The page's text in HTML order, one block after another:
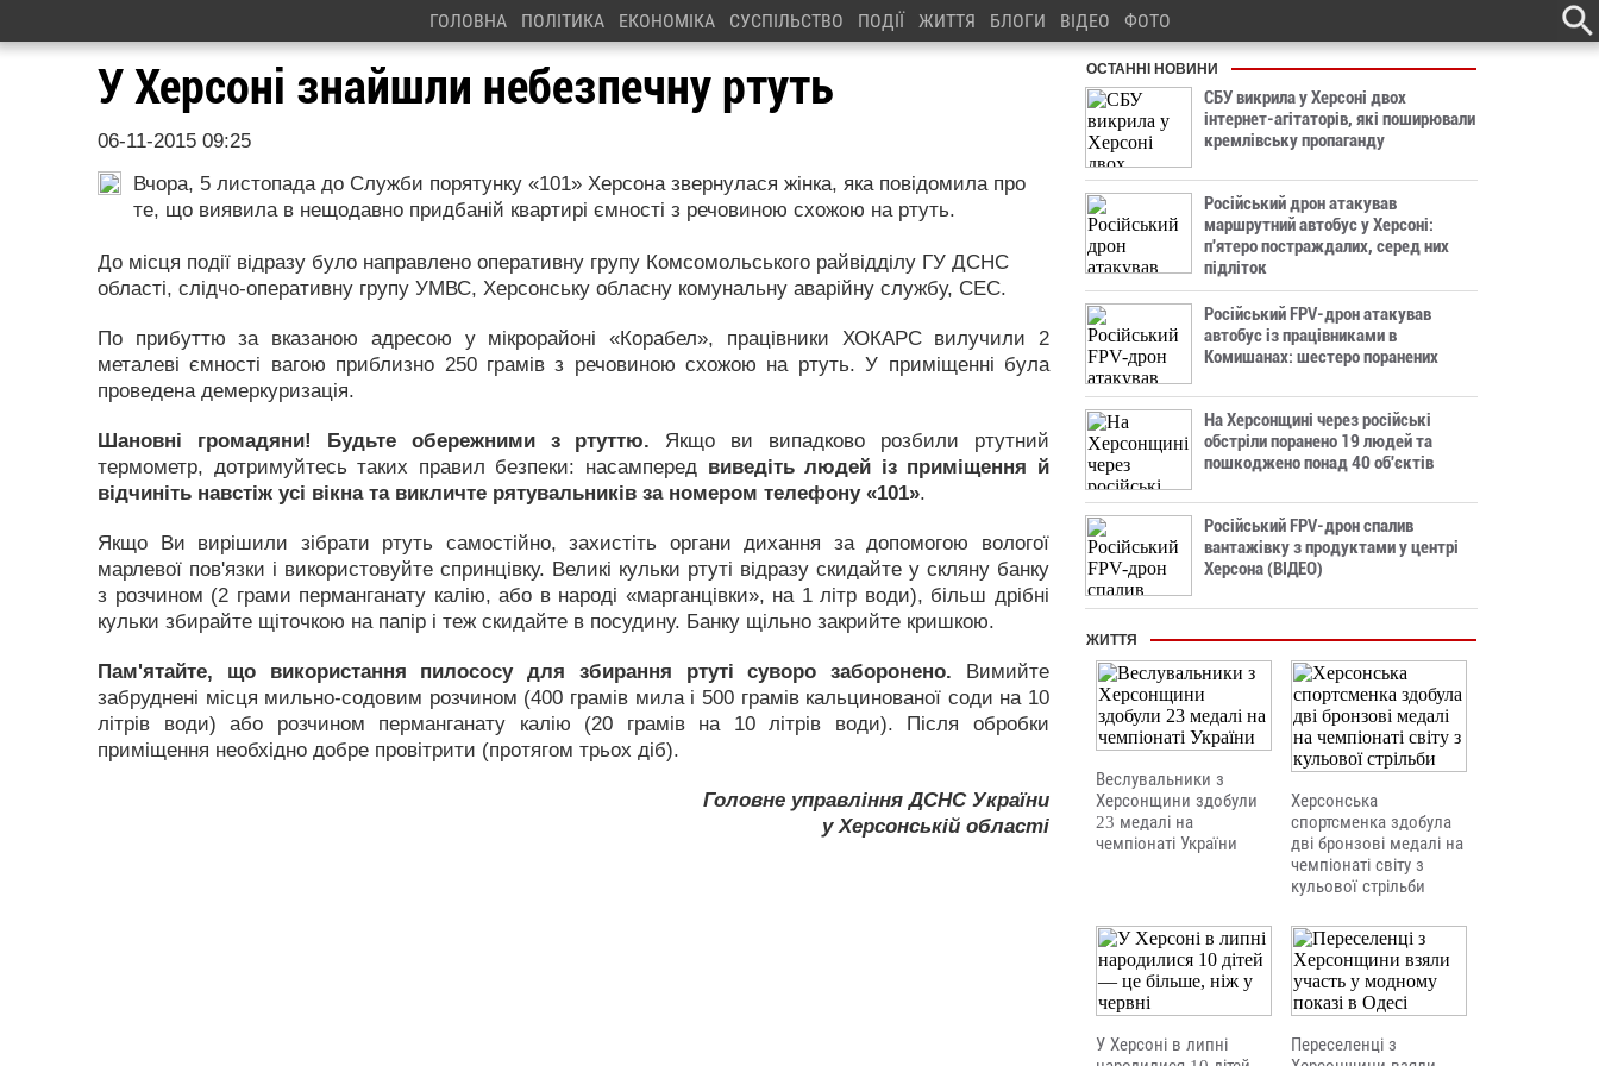
ГОЛОВНА ПОЛІТИКА ЕКОНОМІКА СУСПІЛЬСТВО ПОДІЇ ЖИТТЯ БЛОГИ ВІДЕО ФОТО
У Херсоні знайшли небезпечну ртуть
06-11-2015 09:25
Вчора, 5 листопада до Служби порятунку «101» Херсона звернулася жінка, яка повідомила про
те, що виявила в нещодавно придбаній квартирі ємності з речовиною схожою на ртуть.
До місця події відразу було направлено оперативну групу Комсомольського райвідділу ГУ ДСНС
області, слідчо-оперативну групу УМВС, Херсонську обласну комунальну аварійну службу, СЕС.
По прибуттю за вказаною адресою у мікрорайоні «Корабел», працівники ХОКАРС вилучили 2
металеві ємності вагою приблизно 250 грамів з речовиною схожою на ртуть. У приміщенні була
проведена демеркуризація.
Шановні громадяни! Будьте обережними з ртуттю. Якщо ви випадково розбили ртутний
термометр, дотримуйтесь таких правил безпеки: насамперед виведіть людей із приміщення й
відчиніть навстіж усі вікна та викличте рятувальників за номером телефону «101».
Якщо Ви вирішили зібрати ртуть самостійно, захистіть органи дихання за допомогою вологої
марлевої пов'язки і використовуйте спринцівку. Великі кульки ртуті відразу скидайте у скляну банку
з розчином (2 грами перманганату калію, або в народі «марганцівки», на 1 літр води), більш дрібні
кульки збирайте щіточкою на папір і теж скидайте в посудину. Банку щільно закрийте кришкою.
Пам'ятайте, що використання пилососу для збирання ртуті суворо заборонено. Вимийте
забруднені місця мильно-содовим розчином (400 грамів мила і 500 грамів кальцинованої соди на 10
літрів води) або розчином перманганату калію (20 грамів на 10 літрів води). Після обробки
приміщення необхідно добре провітрити (протягом трьох діб).
Головне управління ДСНС України
у Херсонській області
ОСТАННІ НОВИНИ
СБУ викрила у Херсоні двох
інтернет-агітаторів, які поширювали
кремлівську пропаганду
Російський дрон атакував
маршрутний автобус у Херсоні:
п'ятеро постраждалих, серед них
підліток
Російський FPV-дрон атакував
автобус із працівниками в
Комишанах: шестеро поранених
На Херсонщині через російські
обстріли поранено 19 людей та
пошкоджено понад 40 об'єктів
Російський FPV-дрон спалив
вантажівку з продуктами у центрі
Херсона (ВІДЕО)
ЖИТТЯ
Веслувальники з
Херсонщини здобули
23 медалі на
чемпіонаті України
Херсонська
спортсменка здобула
дві бронзові медалі на
чемпіонаті світу з
кульової стрільби
У Херсоні в липні
Переселенці з